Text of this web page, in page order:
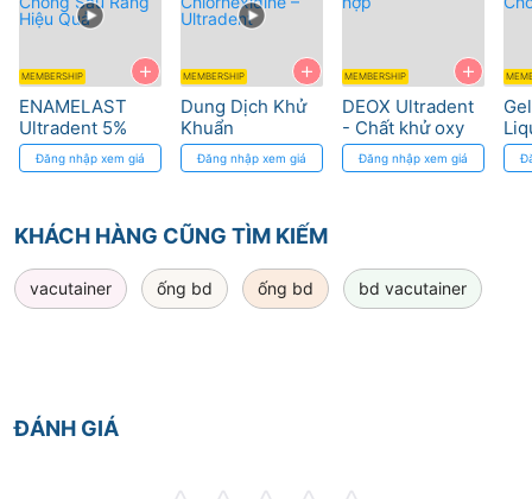
+
MEMBERSHIP
ENAMELAST
Ultradent 5%
Sodium Fluoride
- Chống Sâu
Đăng nhập xem giá
+
MEMBERSHIP
Dung Dịch Khử
Khuẩn
CONSEPSIS 2%
Chlorhexidine –
Đăng nhập xem giá
+
MEMBERSHIP
DEOX Ultradent
- Chất khử oxy
cho nhựa trùng
hợp
Đăng nhập xem giá
-
KHÁCH HÀNG CŨNG TÌM KIẾM
vacutainer ống bd ống bd bd vacutainer
ĐÁNH GIÁ